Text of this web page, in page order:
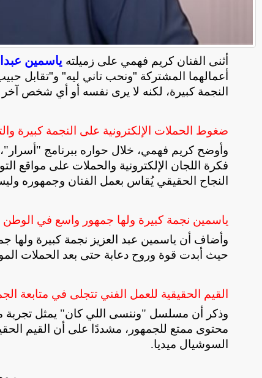
أثنى الفنان كريم فهمي على زميلته ياسمين
أعمالهما المشتركة "ونحب تاني ليه" و"تقابل
النجمة كبيرة، لكنه لا يرى نفسه أو أي شخص
ضغوط الحملات الإلكترونية على النجمة كبيرة
وأوضح كريم فهمي، خلال حواره ببرنامج "أسرار"،
فكرة اللجان الإلكترونية والحملات على مواقع
النجاح الحقيقي يُقاس بعمل الفنان وجمهوره
ياسمين نجمة كبيرة ولها جمهور واسع في الوطن
وأضاف أن ياسمين عبد العزيز نجمة كبيرة ولها
حيث أبدت قوة وروح دعابة حتى بعد الحملات
القيم الحقيقية للعمل الفني تتجلى في متابعة
وذكر أن مسلسل "وننسى اللي كان" يمثل تجربة
محتوى ممتع للجمهور، مشددًا على أن القيم
السوشيال ميديا.